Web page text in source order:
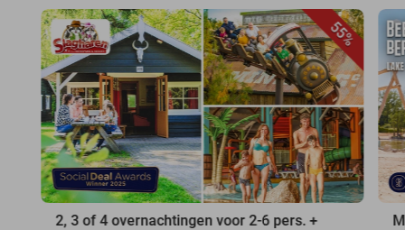
55%
2, 3 of 4 overnachtingen voor 2-6 pers. +